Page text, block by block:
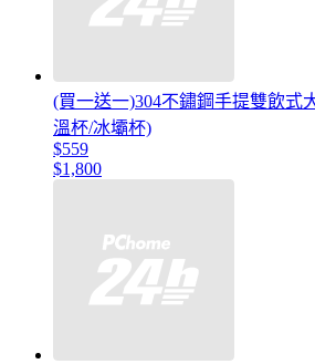
(買一送一)304不鏽鋼手提雙飲式
溫杯/冰壩杯)
$559
$1,800